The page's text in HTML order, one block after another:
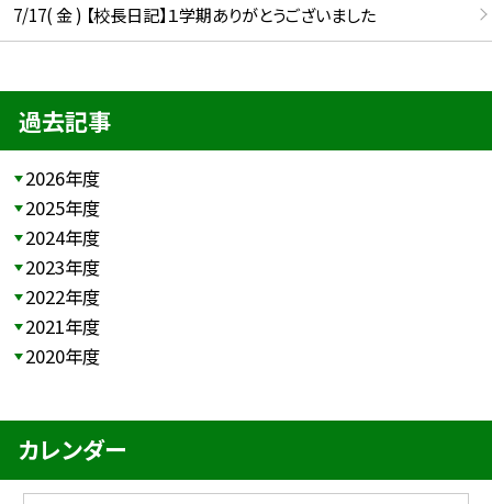
7/17( 金 ) 【校長日記】１学期ありがとうございました
過去記事
2026年度
2025年度
2024年度
2023年度
2022年度
2021年度
2020年度
カレンダー